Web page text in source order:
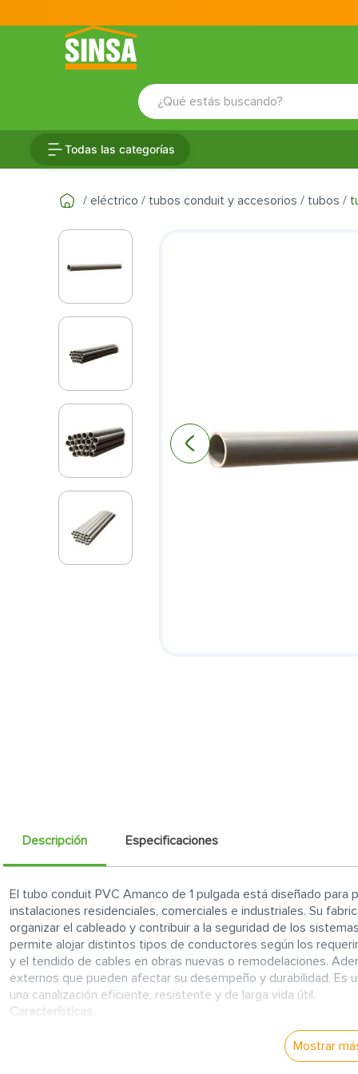
¿Qué estás buscando?
Todas las categorías
eléctrico tubos conduit y accesorios tubos
Descripción Especificaciones
El tubo conduit PVC Amanco de 1 pulgada está diseñado
instalaciones residenciales, comerciales e industriales. Su
organizar el cableado y contribuir a la seguridad de los
permite alojar distintos tipos de conductores según los
y el tendido de cables en obras nuevas o remodelaciones.
externos que pueden afectar su desempeño y durabilidad. Es
una canalización eficiente, resistente y de larga vida útil.
Características
Proporciona una solución
Mostrar
6.
.
9.
10